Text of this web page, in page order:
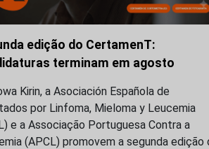
edição do CertamenT:
terminam em agosto
Kirin, a Asociación Española de
por Linfoma, Mieloma y Leucemia
e a Associação Portuguesa Contra a
(APCL) promovem a segunda edição